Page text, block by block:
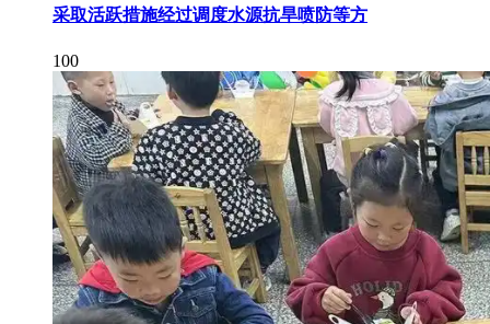
采取活跃措施经过调度水源抗旱喷防等方
100